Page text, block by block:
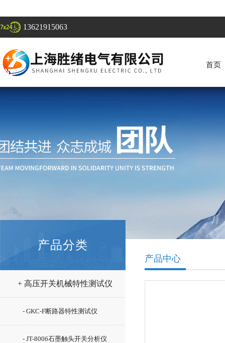
13621915063
首页
产品分类
+ 高压开关机械特性测试仪
- GKC-F断路器特性测试仪
- JT-8006石墨触头开关分析仪
产品中心